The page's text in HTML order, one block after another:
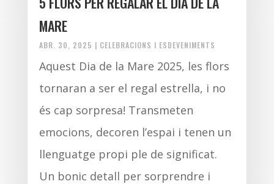
MARE
ABR. 30, 2025 | CELEBRACIONS I ESDEVENIMENTS
Aquest Dia de la Mare 2025, les flors
tornaran a ser el regal estrella, i no
és cap sorpresa! Transmeten
emocions, decoren l’espai i tenen un
llenguatge propi ple de significat.
Un bonic detall per sorprendre i